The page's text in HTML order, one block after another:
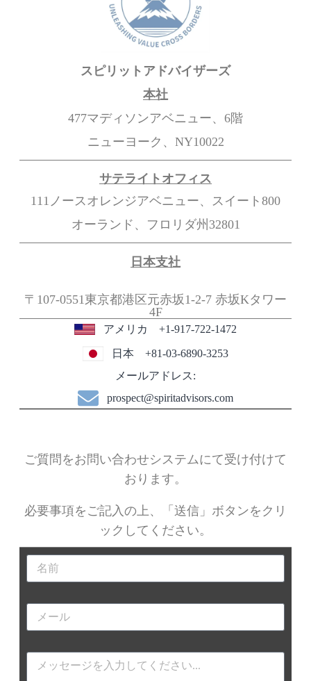
スピリットアドバイザーズ
本社
477マディソンアベニュー、6階
ニューヨーク、NY10022
サテライトオフィス
111ノースオレンジアベニュー、スイート800
オーランド、フロリダ州32801
日本支社
〒107-0551東京都港区元赤坂1-2-7 赤坂Kタワー
4F
アメリカ +1-917-722-1472
日本 +81-03-6890-3253
メールアドレス:
prospect@spiritadvisors.com
ご質問をお問い合わせシステムにて受け付けて
おります。
必要事項をご記入の上、「送信」ボタンをクリ
ックしてください。